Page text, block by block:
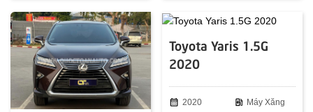
Toyota Yaris 1.5G
2020
calendar_month 2020 ev_station Máy Xăng